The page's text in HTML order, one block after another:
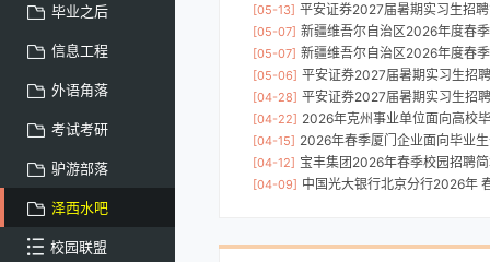
毕业之后
信息工程
外语角落
考试考研
驴游部落
泽西水吧
校园联盟
[05-13] 平安证券2027届暑期实习生招
[05-07] 新疆维吾尔自治区2026年度春季企事业
[05-07] 新疆维吾尔自治区2026年度春季企
[05-06] 平安证券2027届暑期实习生招
[04-28] 平安证券2027届暑期实习生招
[04-22] 2026年克州事业单位面向高校
[04-15] 2026年春季厦门企业面向毕业生
[04-12] 宝丰集团2026年春季校园招聘
[04-09] 中国光大银行北京分行2026年